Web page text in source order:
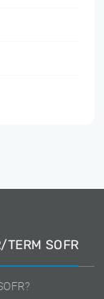
TERM SOFR